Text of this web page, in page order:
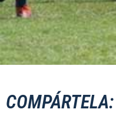
COMPÁRTELA: